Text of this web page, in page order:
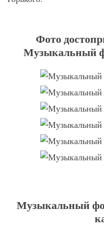
Фото
Музыкальный
Музыкальный